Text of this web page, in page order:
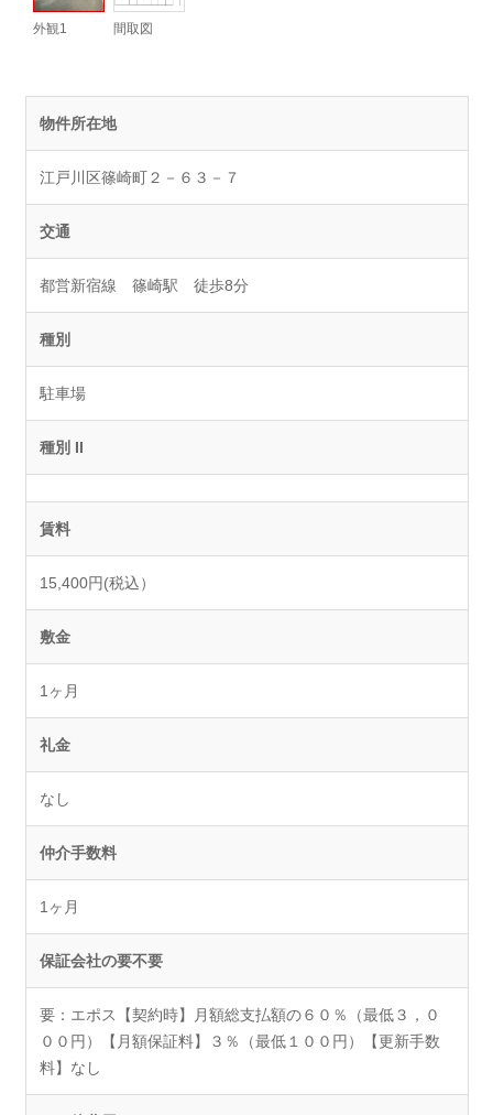
外観1 間取図
物件所在地
江戸川区篠崎町２－６３－７
交通
都営新宿線 篠崎駅 徒歩8分
種別
駐車場
種別 II
賃料
15,400円(税込）
敷金
1ヶ月
礼金
なし
仲介手数料
1ヶ月
保証会社の要不要
要：エポス【契約時】月額総支払額の６０％（最低３，０
００円）【月額保証料】３％（最低１００円）【更新手数
料】なし